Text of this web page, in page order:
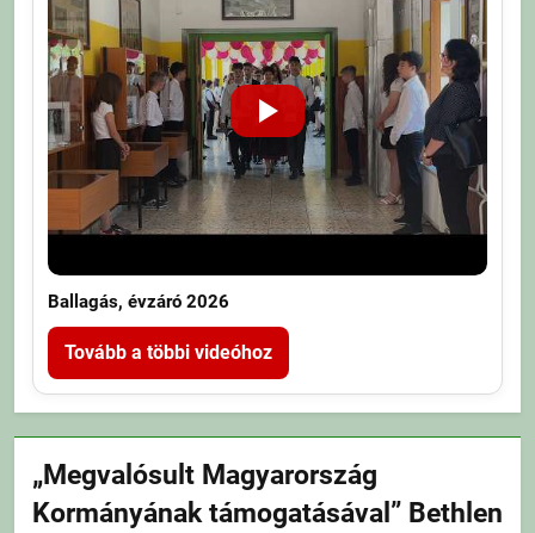
Ballagás, évzáró 2026
Tovább a többi videóhoz
„Megvalósult Magyarország
Kormányának támogatásával” Bethlen